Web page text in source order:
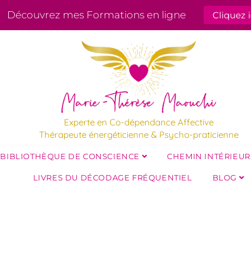
Découvrez mes Formations en ligne Cliquez
Experte en Co-dépendance Affective
Thérapeute énergéticienne & Psycho-praticienne
BIBLIOTHÈQUE DE CONSCIENCE CHEMIN INTÉRIEUR
LIVRES DU DÉCODAGE FRÉQUENTIEL BLOG